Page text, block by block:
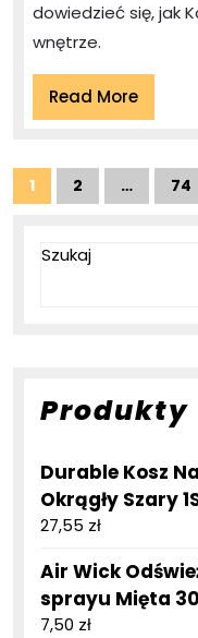
dowiedzieć się, jak
wnętrze.
Read MoreRead
More
wpisów
Page
1 Page
2 … 74
Szukaj
Produkty
Durable Kosz
Okrągły Szary
27,55 zł
Air Wick
sprayu Mięta
7,50 zł